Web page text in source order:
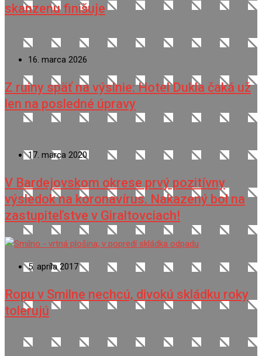
skanzenu finišuje
16. marca 2026
Z ruiny späť na výslnie: Hotel Dukla čaká už
len na posledné úpravy
17. marca 2020
V Bardejovskom okrese prvý pozitívny
výsledok na koronavírus. Nakazený bol na
zastupiteľstve v Giraltovciach!
5. apríla 2017
Ropu v Smilne nechcú, divokú skládku roky
tolerujú